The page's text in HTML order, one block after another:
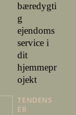
bæredygti
g
ejendoms
service i
dit
hjemmepr
ojekt
TENDENS
ER